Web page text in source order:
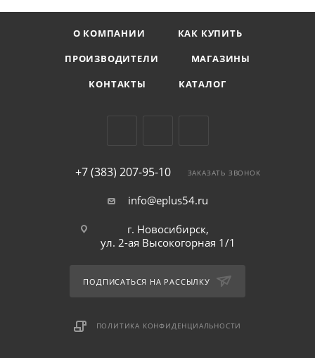
О КОМПАНИИ
КАК КУПИТЬ
ПРОИЗВОДИТЕЛИ
МАГАЗИНЫ
КОНТАКТЫ
КАТАЛОГ
+7 (383) 207-95-10 ЗАКАЗАТЬ ЗВОНОК
info@eplus54.ru
г. Новосибирск,
ул. 2-ая Высокогорная 1/1
ПОДПИСАТЬСЯ НА РАССЫЛКУ
ПОЛИТИКА КОНФИДЕНЦИАЛЬНОСТИ